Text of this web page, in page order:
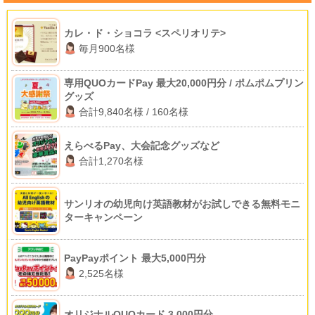
カレ・ド・ショコラ <スペリオリテ>
毎月900名様
専用QUOカードPay 最大20,000円分 / ポムポムプリン
グッズ
合計9,840名様 / 160名様
えらべるPay、大会記念グッズなど
合計1,270名様
サンリオの幼児向け英語教材がお試しできる無料モニ
ターキャンペーン
PayPayポイント 最大5,000円分
2,525名様